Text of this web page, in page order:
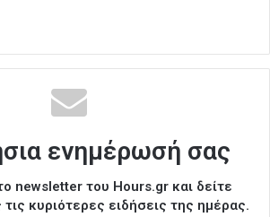
ενημέρωσή σας
newsletter του Hours.gr και δείτε
κυριότερες ειδήσεις της ημέρας.